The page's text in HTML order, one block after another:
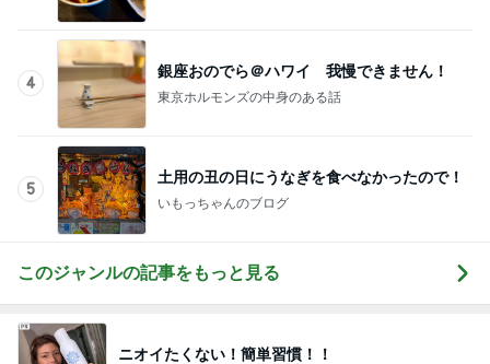
4
銀座おのでら＠ハワイ 我慢できません！
東京ホルモンズの中身のある話
5
土用の丑の日にうなぎを食べなかったので！
いもっちゃんのブログ
このジャンルの記事をもっと見る
ニオイたくない！簡単習慣！！